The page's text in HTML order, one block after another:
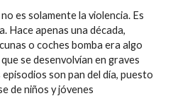
es solamente la violencia. Es
Hace apenas una década,
o coches bomba era algo
se desenvolvían en graves
son pan del día, puesto
de niños y jóvenes